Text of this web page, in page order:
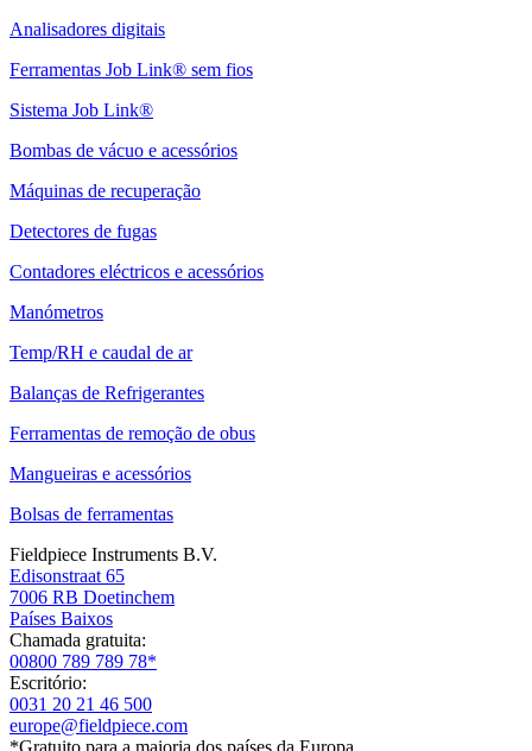
Analisadores digitais
Ferramentas Job Link® sem fios
Sistema Job Link®
Bombas de vácuo e acessórios
Máquinas de recuperação
Detectores de fugas
Contadores eléctricos e acessórios
Manómetros
Temp/RH e caudal de ar
Balanças de Refrigerantes
Ferramentas de remoção de obus
Mangueiras e acessórios
Bolsas de ferramentas
Fieldpiece Instruments B.V.
Edisonstraat 65
7006 RB Doetinchem
Países Baixos
Chamada gratuita:
00800 789 789 78*
Escritório:
0031 20 21 46 500
europe@fieldpiece.com
*Gratuito para a maioria dos países da Europa